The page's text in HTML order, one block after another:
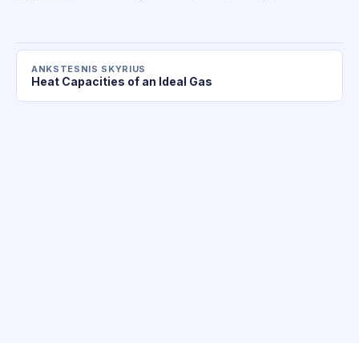
ANKSTESNIS SKYRIUS
Heat Capacities of an Ideal Gas